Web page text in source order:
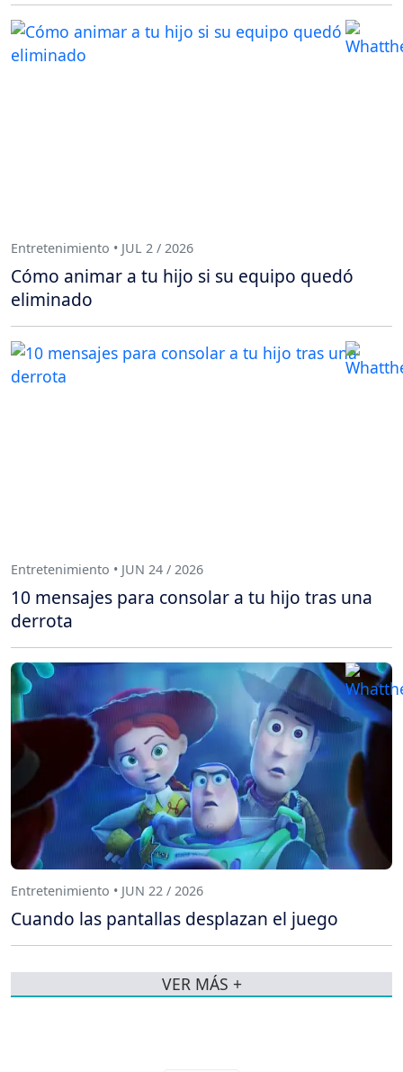
Entretenimiento • JUL 2 / 2026
Cómo animar a tu hijo si su equipo quedó
eliminado
Entretenimiento • JUN 24 / 2026
10 mensajes para consolar a tu hijo tras una
derrota
Entretenimiento • JUN 22 / 2026
Cuando las pantallas desplazan el juego
VER MÁS +